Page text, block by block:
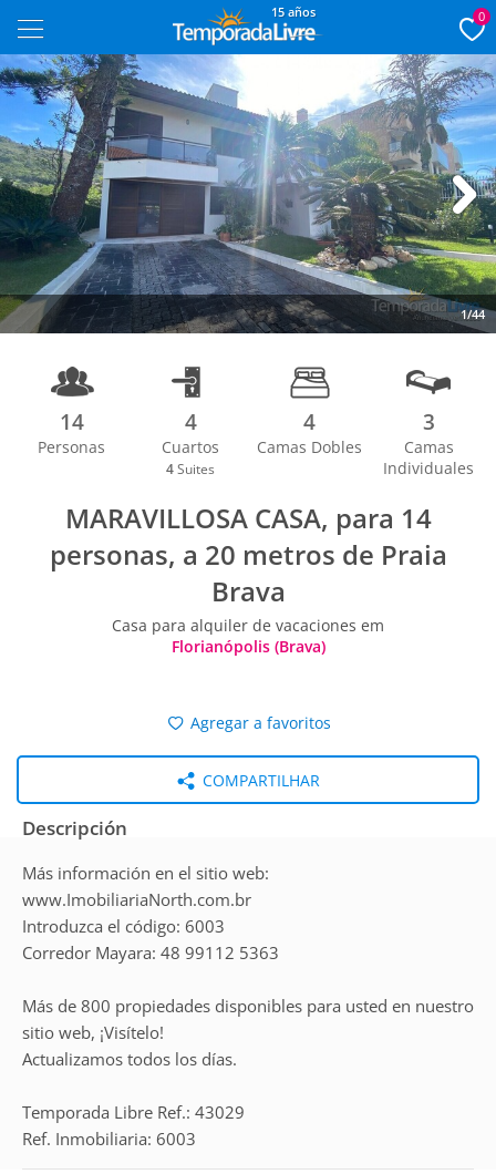
15 años 0
1/44
Next
14
Personas
4
Cuartos
4 Suites
4
Camas Dobles
3
Camas
Individuales
MARAVILLOSA CASA, para 14
personas, a 20 metros de Praia
Brava
Casa para alquiler de vacaciones em
Florianópolis (Brava)
Agregar a favoritos
COMPARTILHAR
Descripción
Más información en el sitio web:
www.ImobiliariaNorth.com.br
Introduzca el código: 6003
Corredor Mayara: 48 99112 5363
Más de 800 propiedades disponibles para usted en nuestro
sitio web, ¡Visítelo!
Actualizamos todos los días.
Temporada Libre Ref.: 43029
Ref. Inmobiliaria: 6003